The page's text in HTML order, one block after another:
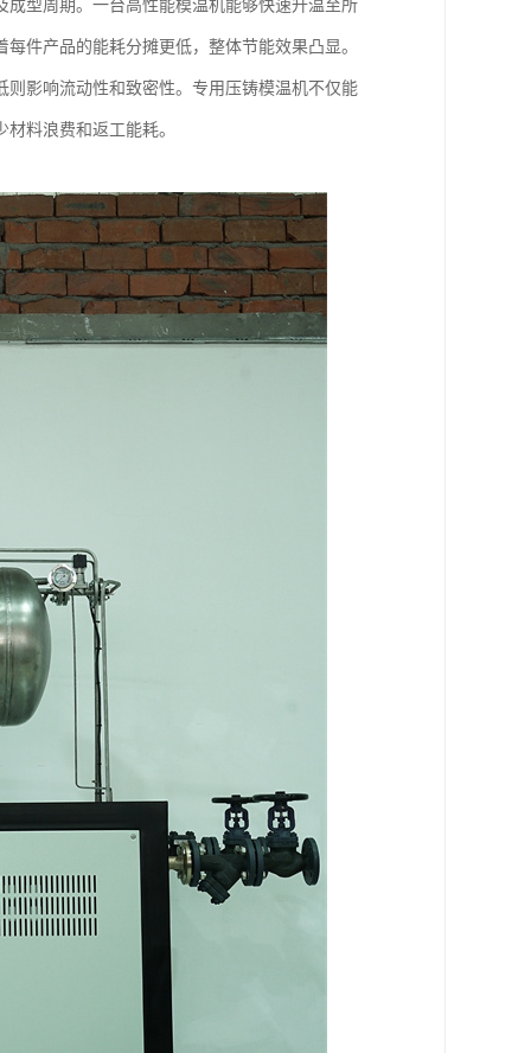
型周期。一台高性能模温机能够快速升温至所
件产品的能耗分摊更低，整体节能效果凸显。
影响流动性和致密性。专用压铸模温机不仅能
料浪费和返工能耗。